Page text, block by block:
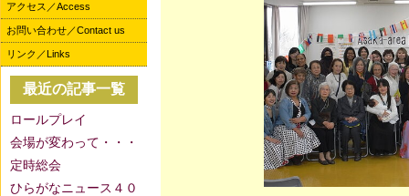
アクセス／Access
お問い合わせ／Contact us
リンク／Links
最近の記事一覧
ロールプレイ
会場が変わって・・・
定時総会
ひらがなニュース４０